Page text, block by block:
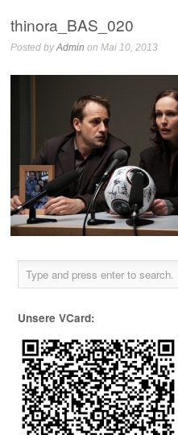
thinora_BAS_020
Posted byAdmin on Mai 10, 2013
Unsere VCard: